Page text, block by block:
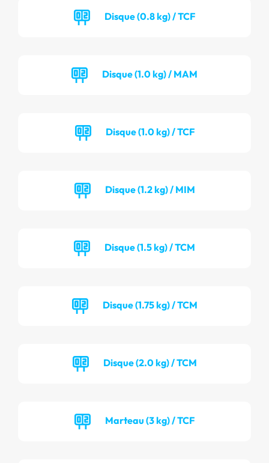
Disque (0.8 kg) / TCF
Disque (1.0 kg) / MAM
Disque (1.0 kg) / TCF
Disque (1.2 kg) / MIM
Disque (1.5 kg) / TCM
Disque (1.75 kg) / TCM
Disque (2.0 kg) / TCM
Marteau (3 kg) / TCF